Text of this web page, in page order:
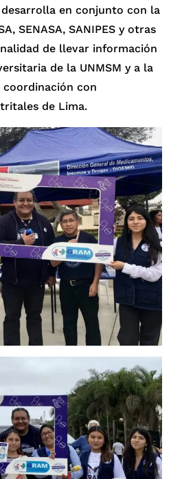
desarrolla en conjunto con la
SENASA, SANIPES y otras
de llevar información
de la UNMSM y a la
con
de Lima.